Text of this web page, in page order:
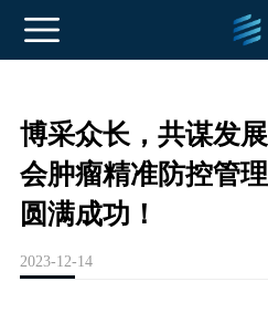
博采众长，共谋发
会肿瘤精准防控管
圆满成功！
2023-12-14